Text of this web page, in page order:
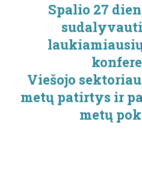
Spalio 27
Viešojo
metų patirtys ir
metų